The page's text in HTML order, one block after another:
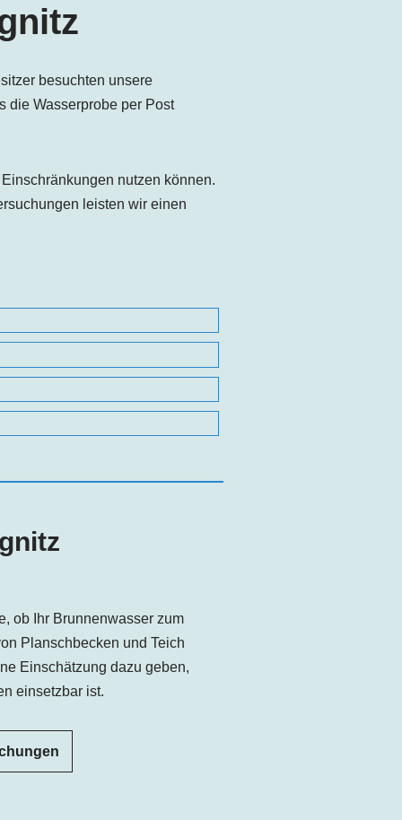
besuchten unsere
die Wasserprobe per Post
nutzen können.
leisten wir einen
ob Ihr Brunnenwasser zum
Planschbecken und Teich
Einschätzung dazu geben,
einsetzbar ist.